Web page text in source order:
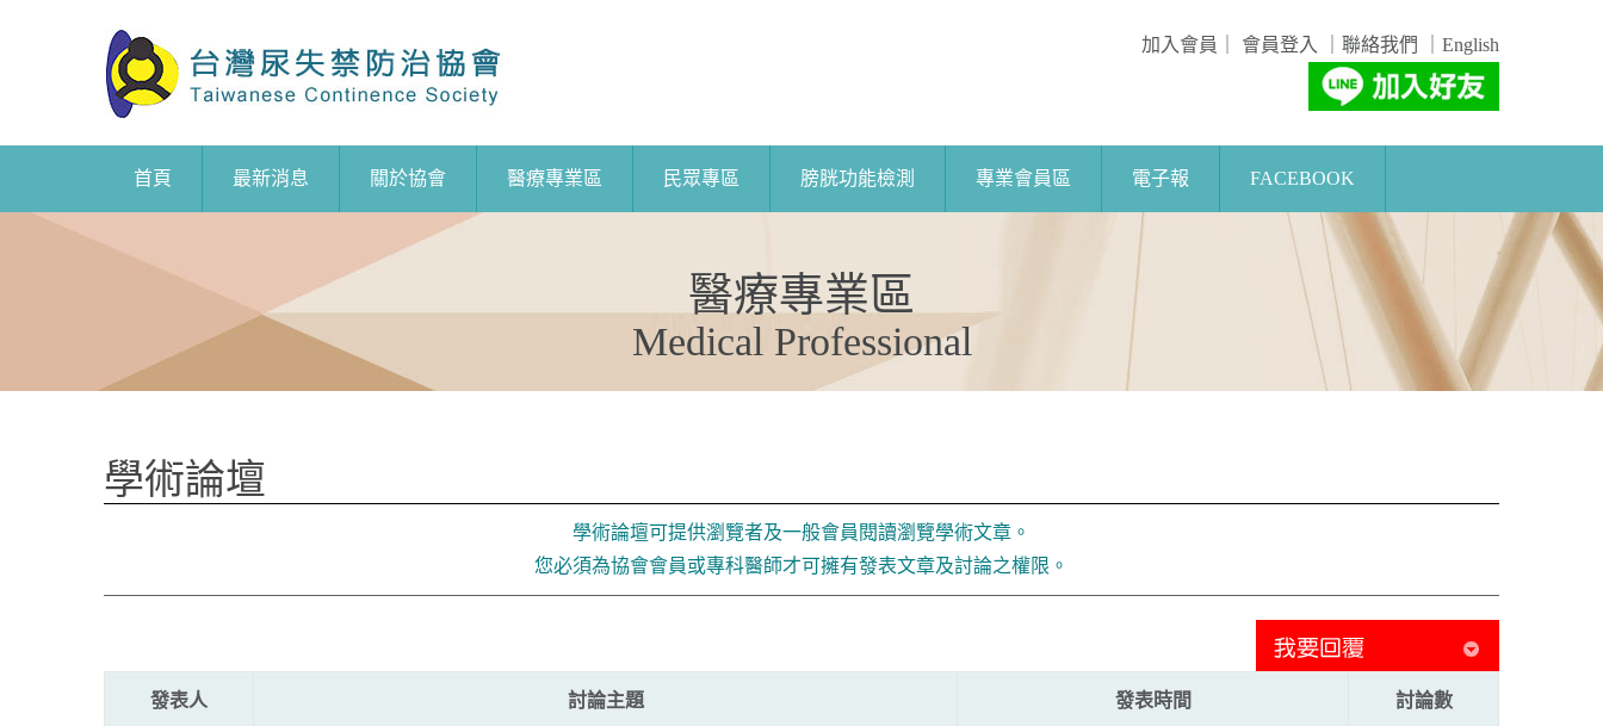
加入會員 會員登入 聯絡我們 English
首頁 最新消息 關於協會 醫療專業區 民眾專區 膀胱功能檢測 專業會員區 電子報 FACEBOOK
醫療專業區
Medical Professional
學術論壇
學術論壇可提供瀏覽者及一般會員閱讀瀏覽學術文章。
您必須為協會會員或專科醫師才可擁有發表文章及討論之權限。
發表人 討論主題 發表時間 討論數